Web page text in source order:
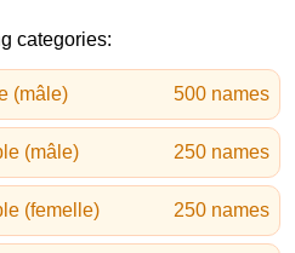
categories:
(mâle) 500 names
(mâle) 250 names
(femelle) 250 names